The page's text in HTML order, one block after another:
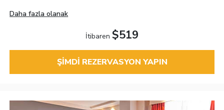
Daha fazla olanak
İtibaren $519
ŞIMDI REZERVASYON YAPIN